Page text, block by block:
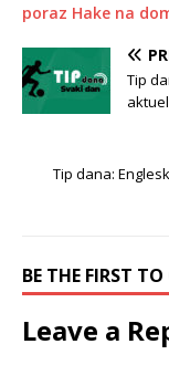
poraz Hake na
Tip
Tip dana:
BE THE FIRST
Leave a